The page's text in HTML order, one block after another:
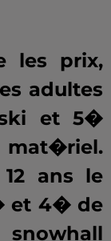
les prix,
adultes
et 5�
mat�riel.
ans le
et 4� de